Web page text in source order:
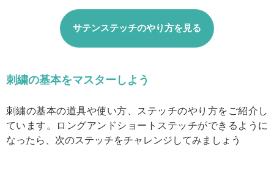
サテンステッチのやり方を見る
刺繍の基本をマスターしよう
刺繍の基本の道具や使い方、ステッチのやり方をご紹介し
ています。ロングアンドショートステッチができるように
なったら、次のステッチをチャレンジしてみましょう